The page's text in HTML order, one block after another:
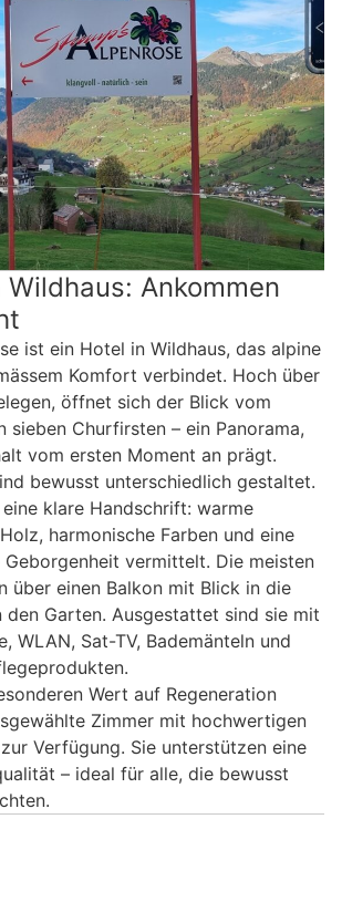
Ankommen
ist ein Hotel in Wildhaus, das alpine
Komfort verbindet. Hoch über
öffnet sich der Blick vom
sieben Churfirsten – ein Panorama,
vom ersten Moment an prägt.
bewusst unterschiedlich gestaltet.
klare Handschrift: warme
harmonische Farben und eine
Geborgenheit vermittelt. Die meisten
über einen Balkon mit Blick in die
den Garten. Ausgestattet sind sie mit
WLAN, Sat-TV, Bademänteln und
Wert auf Regeneration
Zimmer mit hochwertigen
Verfügung. Sie unterstützen eine
– ideal für alle, die bewusst